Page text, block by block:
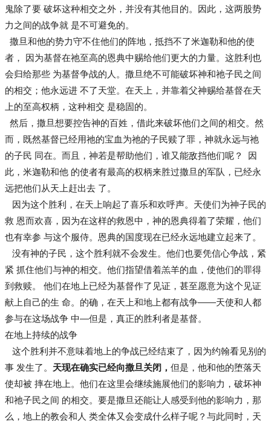
鬼除了要 破坏这种相交之外，并没有其他目的。因此，这两股势
力之间的战争就 是不可避免的。
撒旦和他的势力守不住他们的阵地，抵挡不了米迦勒和他的使
者， 因为基督在祂至高的恩典中赐给他们更大的力量。这胜利也
会归给那些 为基督争战的人。撒旦绝不可能破坏神和祂子民之间
的相交；他永远进 不了天堂。在天上，并靠着父神赐给基督在天
上的至高权柄，这种相交 是稳固的。
然后，撒旦想要控告神的百姓，借此来破坏他们之间的相交。然
而，既然基督已经用祂的宝血为祂的子民赎了罪，神就永远与祂
的子民 同在。而且，神若是帮助他们，谁又能敌挡他们呢？ 因
此，米迦勒和他 的使者有最高的权柄来胜过撒旦的军队，已经永
远把他们从天上赶出去 了。
因为这个胜利，在天上响起了喜乐和欢呼声。天使们为神子民的
救 恩而欢喜，因为在这样的救恩中，神的恩典得着了荣耀，他们
也有幸参 与这个服侍。恩典的国度现在已经永远地建立起来了。
没有神的子民，这个胜利就不会发生。他们也要凭信心争战，紧
紧 抓住他们与神的相交。他们指望借着羔羊的血，使他们的罪得
到救赎。 他们在地上已经为基督作了见证，甚至愿意为这个见证
献上自己的生 命。的确，在天上和地上都有战争——天使和人都
参与在这场战争 中—但是，真正的胜利者是基督。
在地上持续的战争
这个胜利并不意味着地上的争战已经结束了，因为约翰看见别的
事 发生了。 天现在确实已经向撒旦关闭， 但是，他和他的堕落天
使却被 摔在地上。他们在这里会继续施展他们的影响力，破坏神
和祂子民之间 的相交。要是撒旦还能让人感受到他的影响力，那
么，地上的教会和人 类全体又会变成什么样子呢？与此同时，天